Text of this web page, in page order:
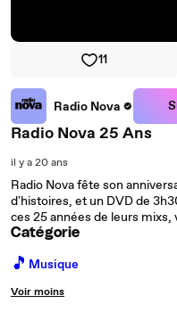
11
Radio Nova
Radio Nova 25 Ans
il y a 20 ans
Radio Nova fête son
d'histoires, et un DVD de
ces 25 années de leurs
Catégorie
🎵 Musique
Voir moins